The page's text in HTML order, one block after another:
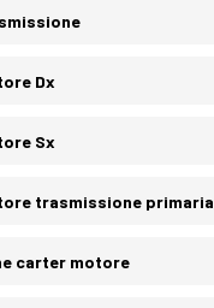
Dx
Sx
trasmissione primaria
carter motore